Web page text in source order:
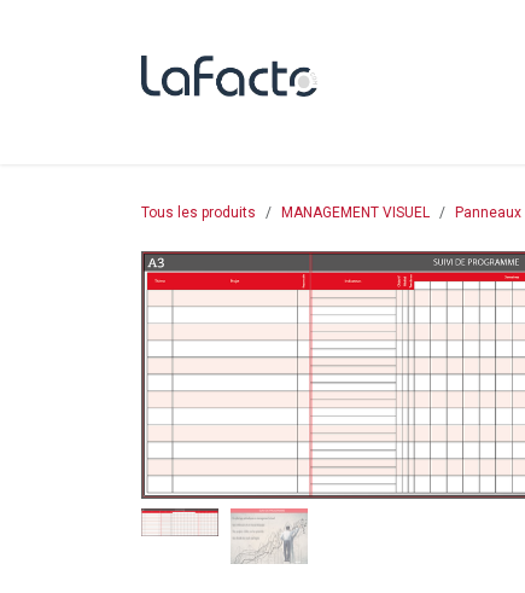
Tous les produits MANAGEMENT VISUEL Panneaux